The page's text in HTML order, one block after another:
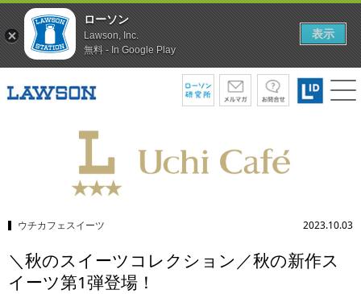
ウチカフェスイーツ 2023.10.03
＼秋のスイーツコレクション／秋の新作ス
イーツ第1弾登場！
ローソン
Lawson, Inc.
無料 - In Google Play
表示